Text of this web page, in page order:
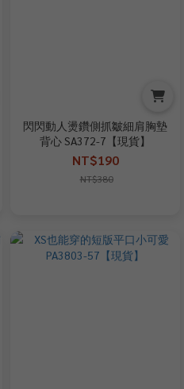
閃閃動人燙鑽側抓皺細肩胸墊
背心 SA372-7【現貨】
NT$190
NT$380